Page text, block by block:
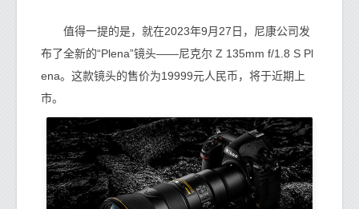
值得一提的是，就在2023年9月27日，尼康公司发
布了全新的“Plena”镜头——尼克尔 Z 135mm f/1.8 S Pl
ena。这款镜头的售价为19999元人民币，将于近期上
市。